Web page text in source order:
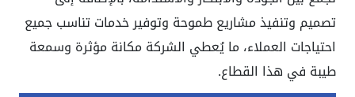
تصميم وتنفيذ مشاريع طموحة وتوفير خدمات تناسب جميع
احتياجات العملاء، ما يُعطي الشركة مكانة مؤثرة وسمعة
طيبة في هذا القطاع.